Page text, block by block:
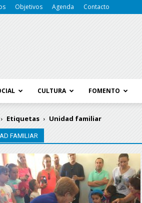
Objetivos Agenda Contacto
CULTURA FOMENTO
Etiquetas Unidad familiar
FAMILIAR